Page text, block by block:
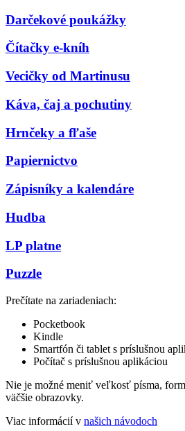
Darčekové poukážky
Čítačky e-kníh
Vecičky od Martinusu
Káva, čaj a pochutiny
Hrnčeky a fľaše
Papiernictvo
Zápisníky a kalendáre
Hudba
LP platne
Puzzle
Prečítate na zariadeniach:
Pocketbook
Kindle
Smartfón či tablet s príslušnou
Počítač s príslušnou aplikáciou
Nie je možné meniť veľkosť písma,
väčšie obrazovky.
Viac informácií v našich návodoch